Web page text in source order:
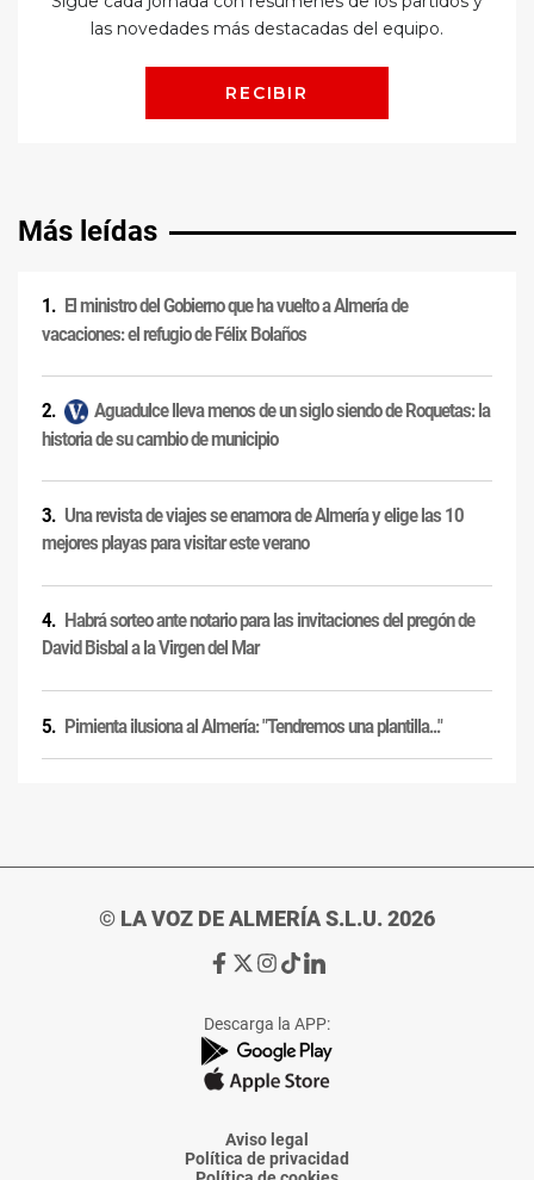
Más leídas
El ministro del Gobierno que ha vuelto a Almería de
vacaciones: el refugio de Félix Bolaños
Aguadulce lleva menos de un siglo siendo de Roquetas: la
historia de su cambio de municipio
Una revista de viajes se enamora de Almería y elige las 10
mejores playas para visitar este verano
Habrá sorteo ante notario para las invitaciones del pregón de
David Bisbal a la Virgen del Mar
Pimienta ilusiona al Almería: "Tendremos una plantilla..."
© LA VOZ DE ALMERÍA S.L.U. 2026
Ir
de
La
Voz
Almería
Ir
de
La
Voz
Almería
Ir
de
La
Voz
Almería
Ir
de
La
Voz
Almería
Ir
de
La
Voz
Descarga la APP:
Aviso legal
Política de privacidad